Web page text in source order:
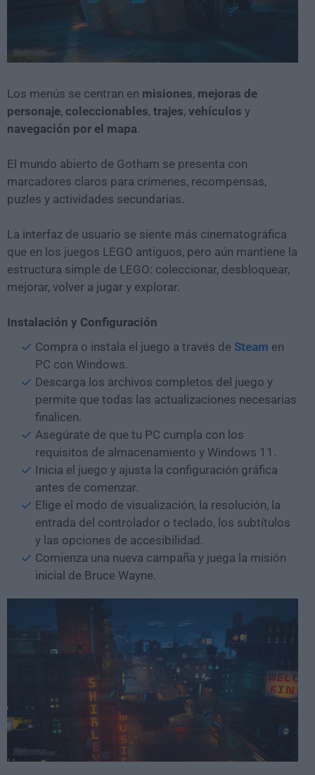
Los menús se centran en misiones, mejoras de
personaje, coleccionables, trajes, vehículos y
navegación por el mapa.
El mundo abierto de Gotham se presenta con
marcadores claros para crímenes, recompensas,
puzles y actividades secundarias.
La interfaz de usuario se siente más cinematográfica
que en los juegos LEGO antiguos, pero aún mantiene la
estructura simple de LEGO: coleccionar, desbloquear,
mejorar, volver a jugar y explorar.
Instalación y Configuración
Compra o instala el juego a través de Steam en
PC con Windows.
Descarga los archivos completos del juego y
permite que todas las actualizaciones necesarias
finalicen.
Asegúrate de que tu PC cumpla con los
requisitos de almacenamiento y Windows 11.
Inicia el juego y ajusta la configuración gráfica
antes de comenzar.
Elige el modo de visualización, la resolución, la
entrada del controlador o teclado, los subtítulos
y las opciones de accesibilidad.
Comienza una nueva campaña y juega la misión
inicial de Bruce Wayne.